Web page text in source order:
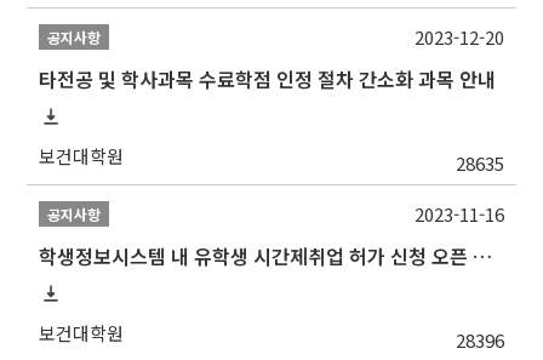
공지사항
타전공 및 학사과목 수료학점 인정 절차 간소화 과목 안내
보건대학원 28635
2023-12-20
공지사항
학생정보시스템 내 유학생 시간제취업 허가 신청 오픈 안내
보건대학원 28396
2023-11-16